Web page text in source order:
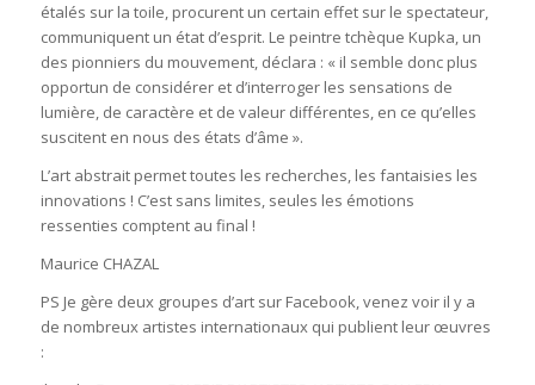
étalés sur la toile, procurent un certain effet sur le spectateur,
communiquent un état d’esprit. Le peintre tchèque Kupka, un
des pionniers du mouvement, déclara : « il semble donc plus
opportun de considérer et d’interroger les sensations de
lumière, de caractère et de valeur différentes, en ce qu’elles
suscitent en nous des états d’âme ».
L’art abstrait permet toutes les recherches, les fantaisies les
innovations ! C’est sans limites, seules les émotions
ressenties comptent au final !
Maurice CHAZAL
PS Je gère deux groupes d’art sur Facebook, venez voir il y a
de nombreux artistes internationaux qui publient leur œuvres
: